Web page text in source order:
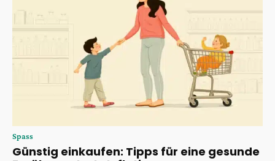
Spass
Günstig einkaufen: Tipps für eine gesunde